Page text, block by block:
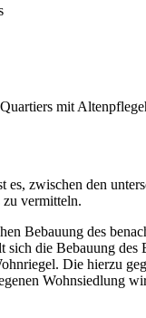
mit
es, zwischen den
zu vermitteln.
Bebauung des
die Bebauung des
Die hierzu
Wohnsiedlung